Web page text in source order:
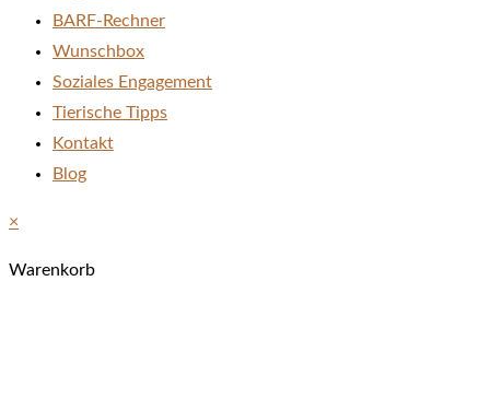
BARF-Rechner
Wunschbox
Soziales Engagement
Tierische Tipps
Kontakt
Blog
×
Warenkorb